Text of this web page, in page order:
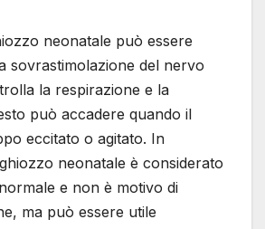
neonatale può essere
sovrastimolazione del nervo
la respirazione e la
può accadere quando il
eccitato o agitato. In
neonatale è considerato
e non è motivo di
ma può essere utile